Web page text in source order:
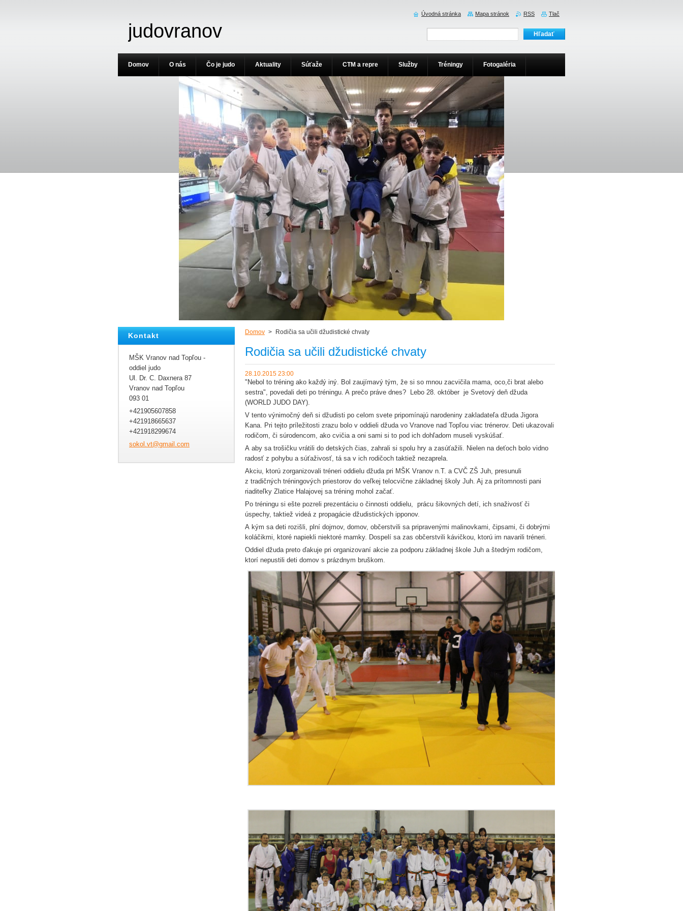
judovranov
Domov > Rodičia sa učili džudistické chvaty
Rodičia sa učili džudistické chvaty
28.10.2015 23:00
"Nebol to tréning ako každý iný. Bol zaujímavý tým, že si so mnou zacvičila mama, oco,či brat alebo
sestra", povedali deti po tréningu. A prečo práve dnes? Lebo 28. október je Svetový deň džuda
(WORLD JUDO DAY).
V tento výnimočný deň si džudisti po celom svete pripomínajú narodeniny zakladateľa džuda Jigora
Kana. Pri tejto príležitosti zrazu bolo v oddieli džuda vo Vranove nad Topľou viac trénerov. Deti ukazovali
rodičom, či súrodencom, ako cvičia a oni sami si to pod ich dohľadom museli vyskúšať.
A aby sa trošičku vrátili do detských čias, zahrali si spolu hry a zasúťažili. Nielen na deťoch bolo vidno
radosť z pohybu a súťaživosť, tá sa v ich rodičoch taktiež nezaprela.
Akciu, ktorú zorganizovali tréneri oddielu džuda pri MŠK Vranov n.T. a CVČ ZŠ Juh, presunuli
z tradičných tréningových priestorov do veľkej telocvične základnej školy Juh. Aj za prítomnosti pani
riaditeľky Zlatice Halajovej sa tréning mohol začať.
Po tréningu si ešte pozreli prezentáciu o činnosti oddielu, prácu šikovných detí, ich snaživosť či
úspechy, taktiež videá z propagácie džudistických ipponov.
A kým sa deti rozišli, plní dojmov, domov, občerstvili sa pripravenými malinovkami, čipsami, či dobrými
koláčikmi, ktoré napiekli niektoré mamky. Dospelí sa zas občerstvili kávičkou, ktorú im navarili tréneri.
Oddiel džuda preto ďakuje pri organizovaní akcie za podporu základnej škole Juh a štedrým rodičom,
ktorí nepustili deti domov s prázdnym bruškom.
Kontakt
MŠK Vranov nad Topľou -
oddiel judo
Ul. Dr. C. Daxnera 87
Vranov nad Topľou
093 01
+421905607858
+421918665637
+421918299674
sokol.vt@gmail.com
Domov O nás Čo je judo Aktuality Súťaže CTM a repre Služby Tréningy Fotogaléria
Úvodná stránka Mapa stránok RSS Tlač